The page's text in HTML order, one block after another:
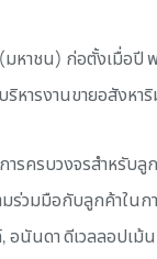
หาชน) ก่อตั้งเมื่อปี
ริหารงานขายอสังห
รครบวงจรสำหรับ
ร่วมมือกับลูกค้าในก
อนันดา ดีเวลลอปเ